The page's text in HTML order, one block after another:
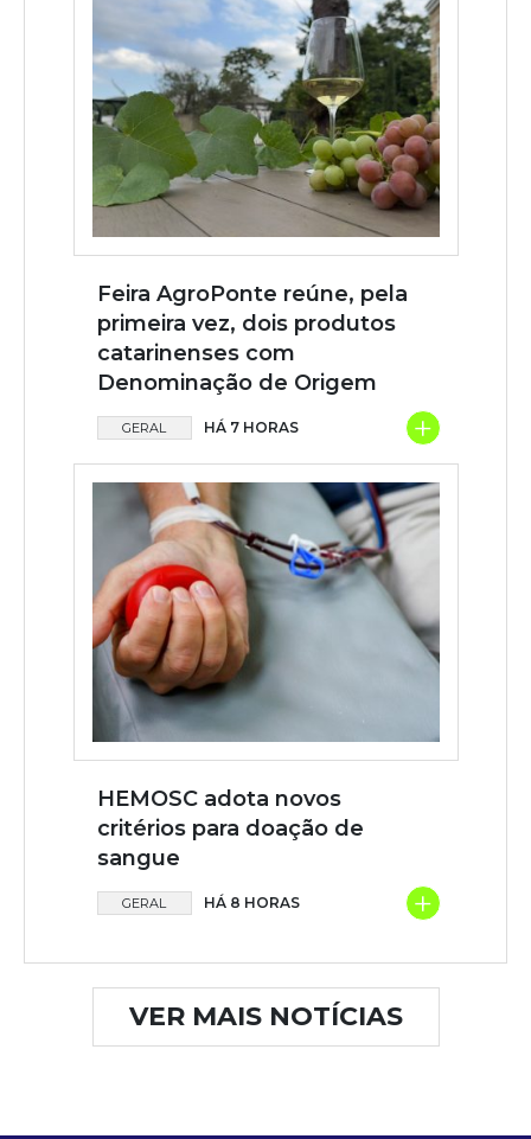
Feira AgroPonte reúne, pela
primeira vez, dois produtos
catarinenses com
Denominação de Origem
GERAL HÁ 7 HORAS +
HEMOSC adota novos
critérios para doação de
sangue
GERAL HÁ 8 HORAS +
VER MAIS NOTÍCIAS